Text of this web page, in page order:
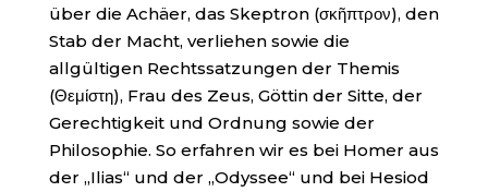
über die Achäer, das Skeptron (σκῆπτρον), den
Stab der Macht, verliehen sowie die
allgültigen Rechtssatzungen der Themis
(Θεμίστη), Frau des Zeus, Göttin der Sitte, der
Gerechtigkeit und Ordnung sowie der
Philosophie. So erfahren wir es bei Homer aus
der „Ilias“ und der „Odyssee“ und bei Hesiod